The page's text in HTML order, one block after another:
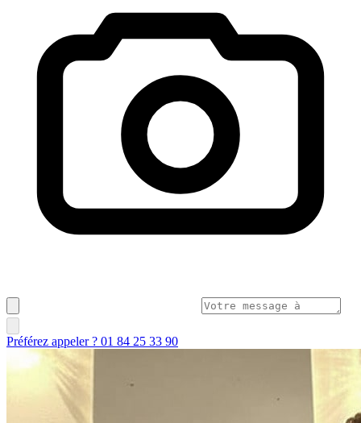
Préférez appeler ? 01 84 25 33 90